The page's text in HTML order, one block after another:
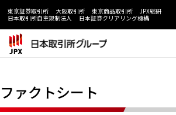
東京証券取引所 大阪取引所 東京商品取引所
JPX総研
日本取引所自主規制法人
日本証券クリアリング機構
ファクトシート